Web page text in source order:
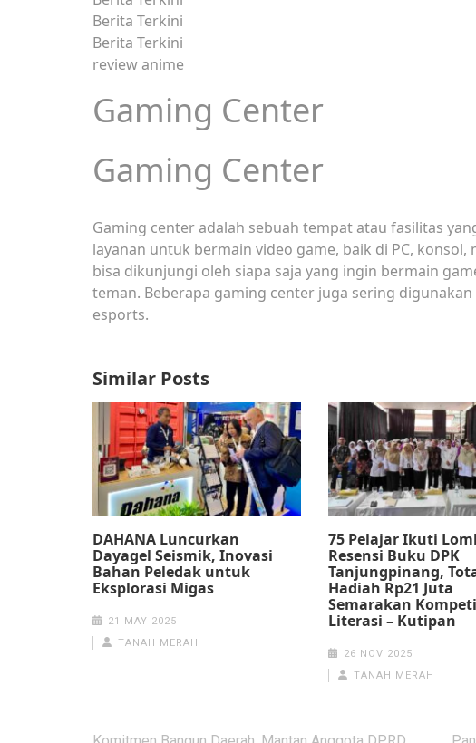
Berita Terkini
Berita Terkini
review anime
Gaming Center
Gaming Center
Gaming center adalah sebuah tempat atau fasilitas
layanan untuk bermain video game, baik di PC,
bisa dikunjungi oleh siapa saja yang ingin bermain
teman. Beberapa gaming center juga sering
esports.
Similar Posts
DAHANA Luncurkan
Dayagel Seismik, Inovasi
Bahan Peledak untuk
Eksplorasi Migas
21 MAY 2025
TANAH MERAH
75 Pelajar Ikuti
Resensi Buku DPK
Tanjungpinang,
Hadiah Rp21 Juta
Semarakan
Literasi – Kutipan
26 NOV 2025
TANAH MERAH